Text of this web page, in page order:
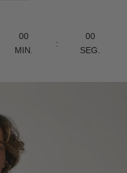
00
MIN.
:
00
SEG.